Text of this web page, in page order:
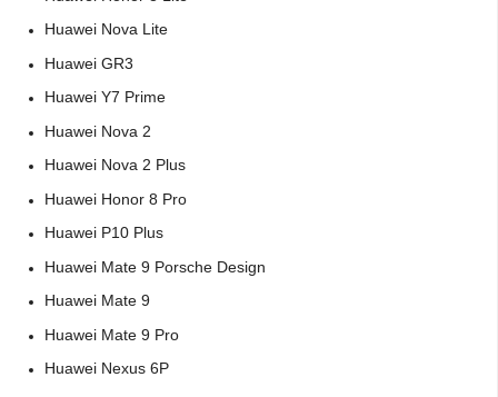
Huawei Nova Lite
Huawei GR3
Huawei Y7 Prime
Huawei Nova 2
Huawei Nova 2 Plus
Huawei Honor 8 Pro
Huawei P10 Plus
Huawei Mate 9 Porsche Design
Huawei Mate 9
Huawei Mate 9 Pro
Huawei Nexus 6P